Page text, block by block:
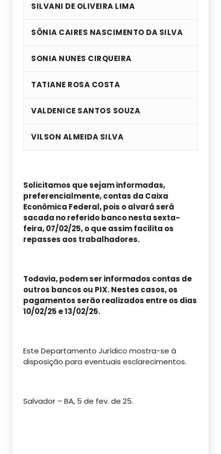
SILVANI DE OLIVEIRA LIMA
SÔNIA CAIRES NASCIMENTO DA SILVA
SONIA NUNES CIRQUEIRA
TATIANE ROSA COSTA
VALDENICE SANTOS SOUZA
VILSON ALMEIDA SILVA
Solicitamos que sejam informadas,
preferencialmente, contas da Caixa
Econômica Federal, pois o alvará será
sacada no referido banco nesta sexta-
feira, 07/02/25, o que assim facilita os
repasses aos trabalhadores.
Todavia, podem ser informados contas de
outros bancos ou PIX. Nestes casos, os
pagamentos serão realizados entre os dias
10/02/25 e 13/02/25.
Este Departamento Jurídico mostra-se à
disposição para eventuais esclarecimentos.
Salvador – BA, 5 de fev. de 25.